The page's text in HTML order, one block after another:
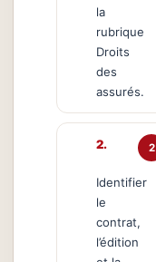
la
rubrique
Droits
des
assurés.
2
Identifier
le
contrat,
l’édition